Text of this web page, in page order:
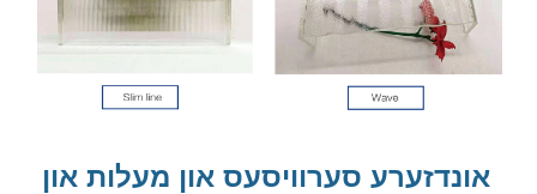
אונדזערע סערוויסעס און מעלות און